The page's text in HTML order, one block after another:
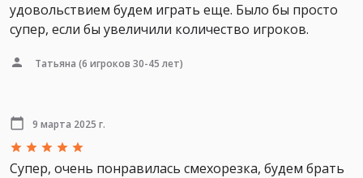
удовольствием будем играть еще. Было бы просто
супер, если бы увеличили количество игроков.
Татьяна (6 игроков 30-45 лет)
9 марта 2025 г.
Супер, очень понравилась смехорезка, будем брать